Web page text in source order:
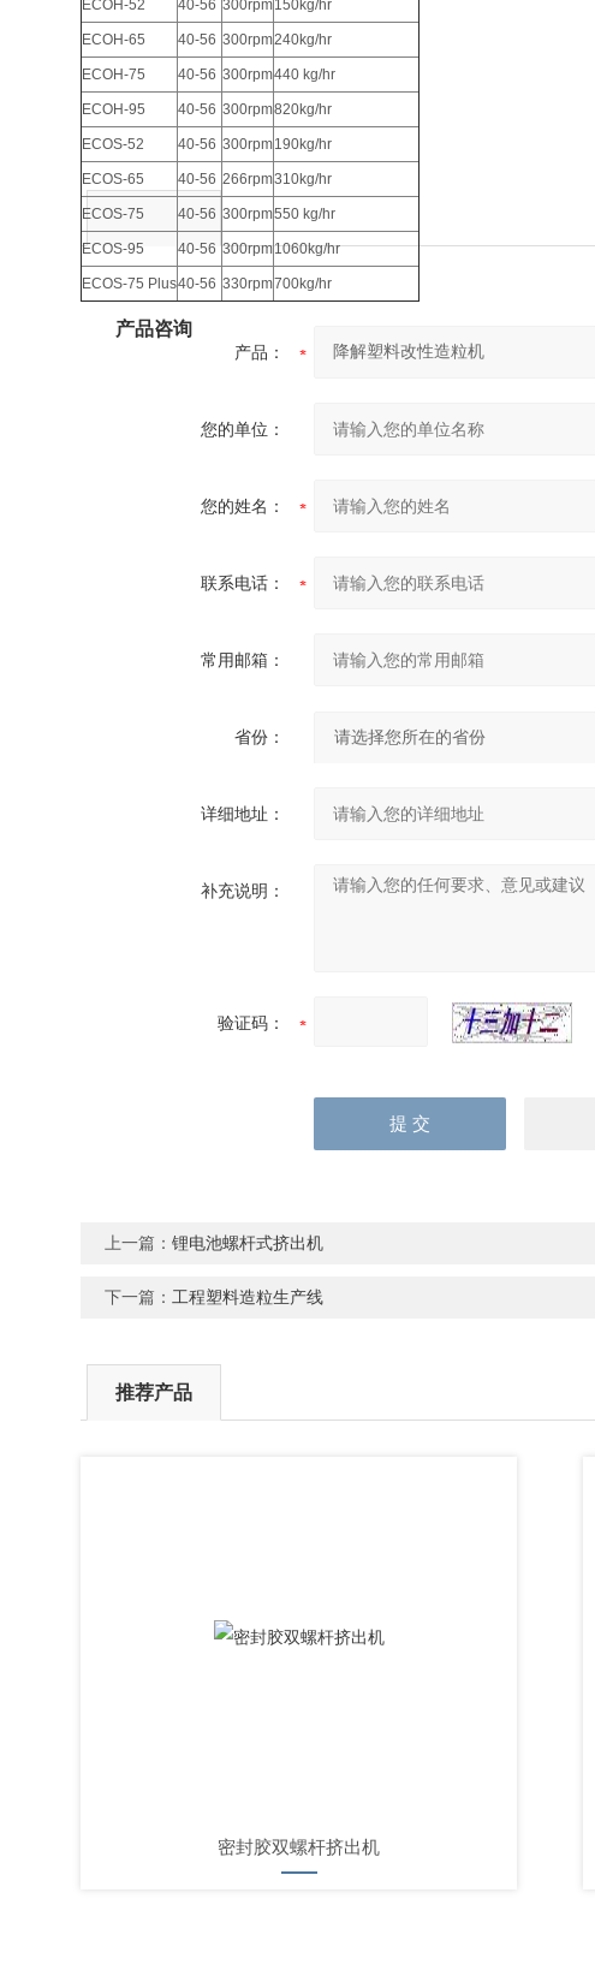
ECOH-52 40-56 300rpm150kg/hr
ECOH-65 40-56 300rpm240kg/hr
ECOH-75 40-56 300rpm440 kg/hr
ECOH-95 40-56 300rpm820kg/hr
ECOS-52 40-56 300rpm190kg/hr
ECOS-65 40-56 266rpm310kg/hr
ECOS-75 40-56 300rpm550 kg/hr
ECOS-95 40-56 300rpm1060kg/hr
ECOS-75 Plus40-56 330rpm700kg/hr
产品咨询
产品：
您的单位：
您的姓名：
联系电话：
常用邮箱：
省份：
详细地址：
补充说明：
验证码：
上一篇：锂电池螺杆式挤出机
下一篇： 工程塑料造粒生产线
推荐产品
密封胶双螺杆挤出机